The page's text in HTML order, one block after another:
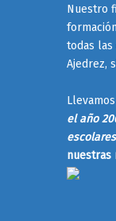
Nuestro
todas las
Ajedrez,
el año
escolares
nuestras